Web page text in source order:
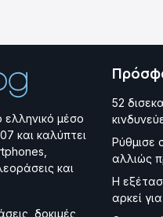
μέσο
και καλύπτει
και
δοκιμές
52
Ρύθμισε
αλλιώς
Η
αρκεί